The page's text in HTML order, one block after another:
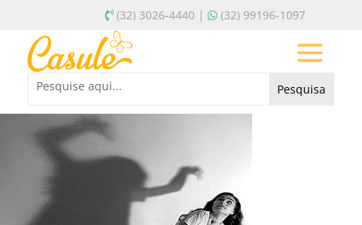
(32) 3026-4440 | (32) 99196-1097